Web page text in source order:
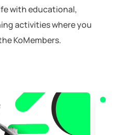
with educational,
activities where you
KoMembers.